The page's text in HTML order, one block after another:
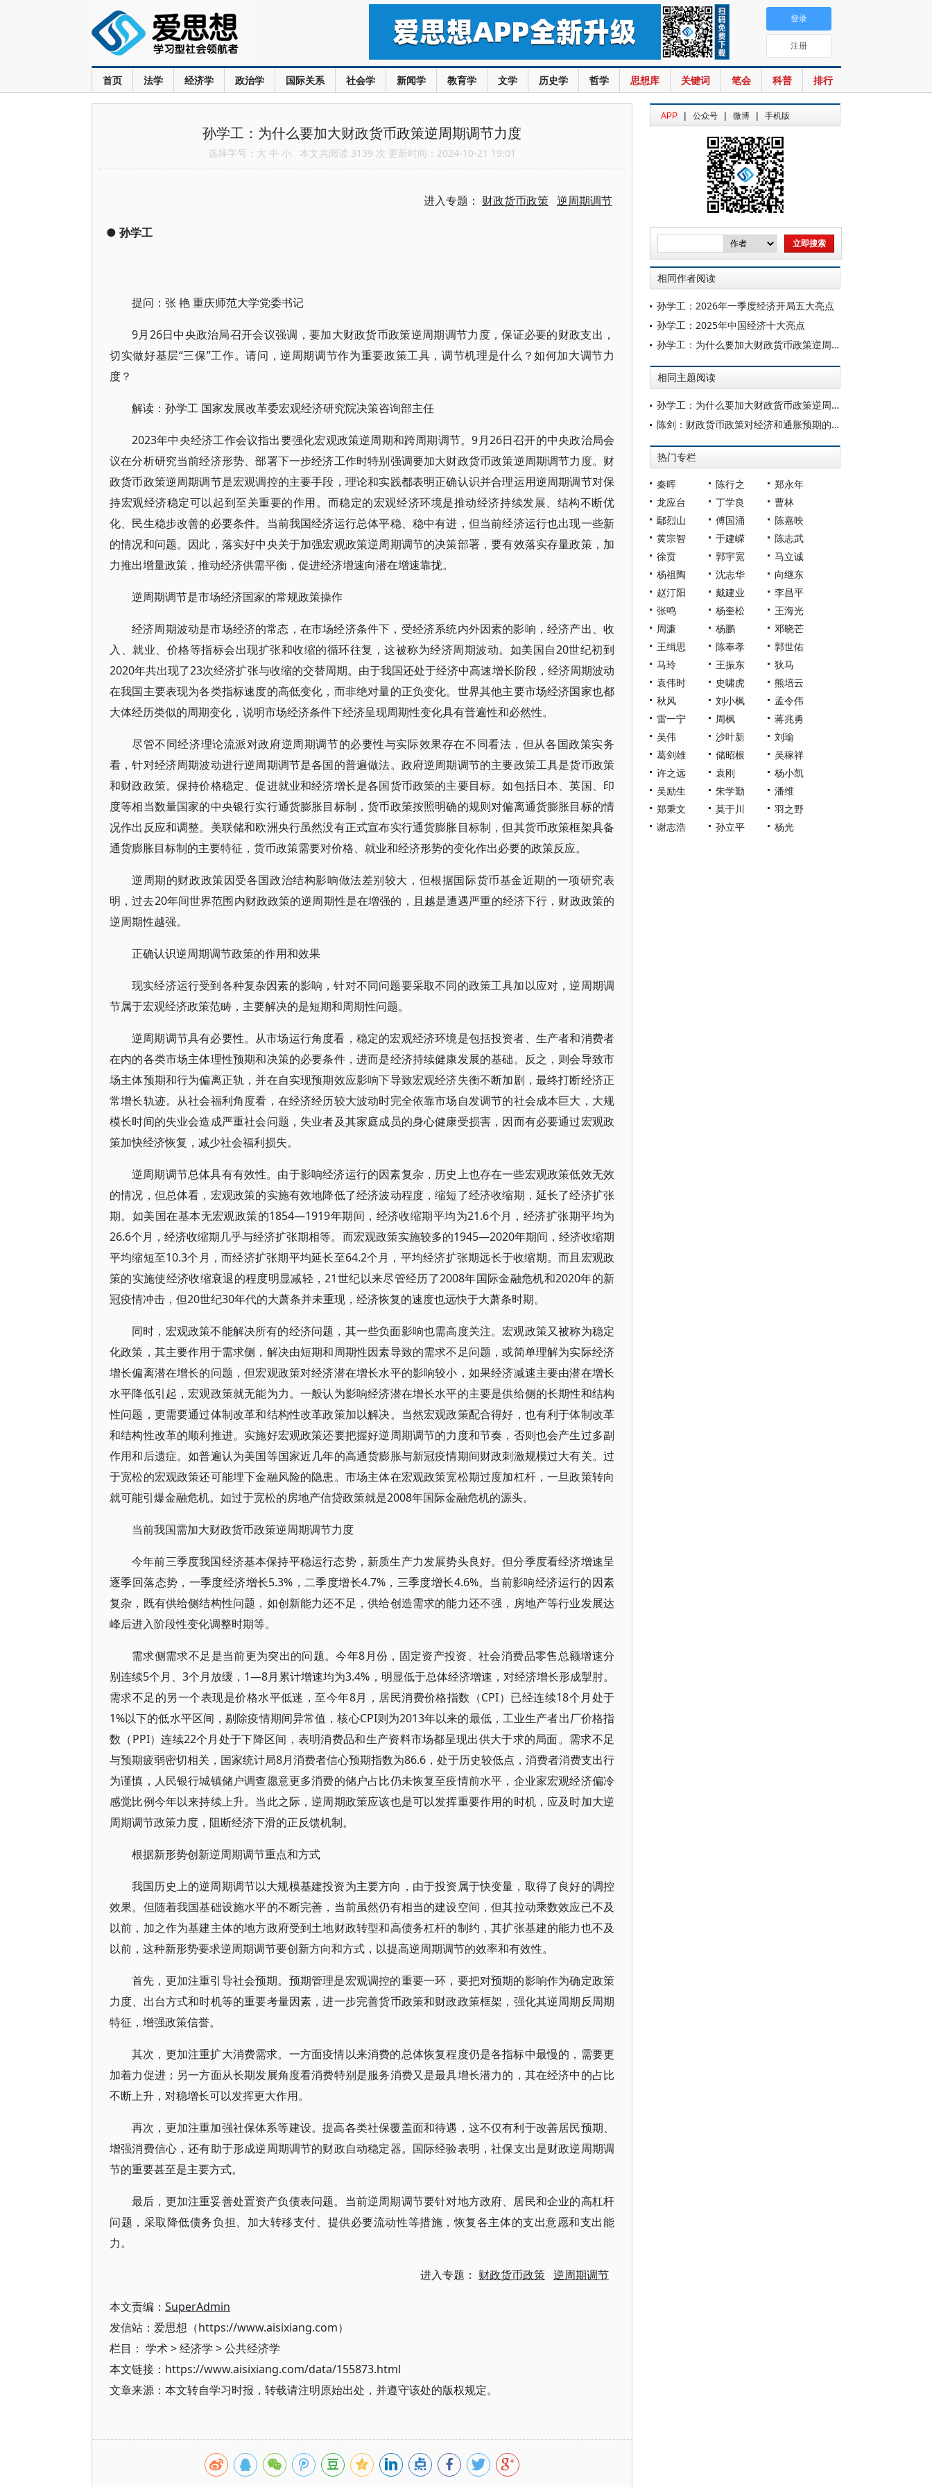
首页 法学 经济学 政治学 国际关系 社会学 新闻学 教育学 文学 历史学 哲学 思想库 关键词 笔会 科普 排行
登录
注册
孙学工：为什么要加大财政货币政策逆周期调节力度
选择字号： 大 中 小 本文共阅读 3139 次 更新时间：2024-10-21 19:01
进入专题： 财政货币政策 逆周期调节
● 孙学工
提问：张 艳 重庆师范大学党委书记
9月26日中央政治局召开会议强调，要加大财政货币政策逆周期调节力度，保证必要的财政支出，
切实做好基层“三保”工作。请问，逆周期调节作为重要政策工具，调节机理是什么？如何加大调节力
度？
解读：孙学工 国家发展改革委宏观经济研究院决策咨询部主任
2023年中央经济工作会议指出要强化宏观政策逆周期和跨周期调节。9月26日召开的中央政治局会
议在分析研究当前经济形势、部署下一步经济工作时特别强调要加大财政货币政策逆周期调节力度。财
政货币政策逆周期调节是宏观调控的主要手段，理论和实践都表明正确认识并合理运用逆周期调节对保
持宏观经济稳定可以起到至关重要的作用。而稳定的宏观经济环境是推动经济持续发展、结构不断优
化、民生稳步改善的必要条件。当前我国经济运行总体平稳、稳中有进，但当前经济运行也出现一些新
的情况和问题。因此，落实好中央关于加强宏观政策逆周期调节的决策部署，要有效落实存量政策，加
力推出增量政策，推动经济供需平衡，促进经济增速向潜在增速靠拢。
逆周期调节是市场经济国家的常规政策操作
经济周期波动是市场经济的常态，在市场经济条件下，受经济系统内外因素的影响，经济产出、收
入、就业、价格等指标会出现扩张和收缩的循环往复，这被称为经济周期波动。如美国自20世纪初到
2020年共出现了23次经济扩张与收缩的交替周期。由于我国还处于经济中高速增长阶段，经济周期波动
在我国主要表现为各类指标速度的高低变化，而非绝对量的正负变化。世界其他主要市场经济国家也都
大体经历类似的周期变化，说明市场经济条件下经济呈现周期性变化具有普遍性和必然性。
尽管不同经济理论流派对政府逆周期调节的必要性与实际效果存在不同看法，但从各国政策实务
看，针对经济周期波动进行逆周期调节是各国的普遍做法。政府逆周期调节的主要政策工具是货币政策
和财政政策。保持价格稳定、促进就业和经济增长是各国货币政策的主要目标。如包括日本、英国、印
度等相当数量国家的中央银行实行通货膨胀目标制，货币政策按照明确的规则对偏离通货膨胀目标的情
况作出反应和调整。美联储和欧洲央行虽然没有正式宣布实行通货膨胀目标制，但其货币政策框架具备
通货膨胀目标制的主要特征，货币政策需要对价格、就业和经济形势的变化作出必要的政策反应。
逆周期的财政政策因受各国政治结构影响做法差别较大，但根据国际货币基金近期的一项研究表
明，过去20年间世界范围内财政政策的逆周期性是在增强的，且越是遭遇严重的经济下行，财政政策的
逆周期性越强。
正确认识逆周期调节政策的作用和效果
现实经济运行受到各种复杂因素的影响，针对不同问题要采取不同的政策工具加以应对，逆周期调
节属于宏观经济政策范畴，主要解决的是短期和周期性问题。
逆周期调节具有必要性。从市场运行角度看，稳定的宏观经济环境是包括投资者、生产者和消费者
在内的各类市场主体理性预期和决策的必要条件，进而是经济持续健康发展的基础。反之，则会导致市
场主体预期和行为偏离正轨，并在自实现预期效应影响下导致宏观经济失衡不断加剧，最终打断经济正
常增长轨迹。从社会福利角度看，在经济经历较大波动时完全依靠市场自发调节的社会成本巨大，大规
模长时间的失业会造成严重社会问题，失业者及其家庭成员的身心健康受损害，因而有必要通过宏观政
策加快经济恢复，减少社会福利损失。
逆周期调节总体具有有效性。由于影响经济运行的因素复杂，历史上也存在一些宏观政策低效无效
的情况，但总体看，宏观政策的实施有效地降低了经济波动程度，缩短了经济收缩期，延长了经济扩张
期。如美国在基本无宏观政策的1854—1919年期间，经济收缩期平均为21.6个月，经济扩张期平均为
26.6个月，经济收缩期几乎与经济扩张期相等。而宏观政策实施较多的1945—2020年期间，经济收缩期
平均缩短至10.3个月，而经济扩张期平均延长至64.2个月，平均经济扩张期远长于收缩期。而且宏观政
策的实施使经济收缩衰退的程度明显减轻，21世纪以来尽管经历了2008年国际金融危机和2020年的新
冠疫情冲击，但20世纪30年代的大萧条并未重现，经济恢复的速度也远快于大萧条时期。
同时，宏观政策不能解决所有的经济问题，其一些负面影响也需高度关注。宏观政策又被称为稳定
化政策，其主要作用于需求侧，解决由短期和周期性因素导致的需求不足问题，或简单理解为实际经济
增长偏离潜在增长的问题，但宏观政策对经济潜在增长水平的影响较小，如果经济减速主要由潜在增长
水平降低引起，宏观政策就无能为力。一般认为影响经济潜在增长水平的主要是供给侧的长期性和结构
性问题，更需要通过体制改革和结构性改革政策加以解决。当然宏观政策配合得好，也有利于体制改革
和结构性改革的顺利推进。实施好宏观政策还要把握好逆周期调节的力度和节奏，否则也会产生过多副
作用和后遗症。如普遍认为美国等国家近几年的高通货膨胀与新冠疫情期间财政刺激规模过大有关。过
于宽松的宏观政策还可能埋下金融风险的隐患。市场主体在宏观政策宽松期过度加杠杆，一旦政策转向
就可能引爆金融危机。如过于宽松的房地产信贷政策就是2008年国际金融危机的源头。
当前我国需加大财政货币政策逆周期调节力度
今年前三季度我国经济基本保持平稳运行态势，新质生产力发展势头良好。但分季度看经济增速呈
逐季回落态势，一季度经济增长5.3%，二季度增长4.7%，三季度增长4.6%。当前影响经济运行的因素
复杂，既有供给侧结构性问题，如创新能力还不足，供给创造需求的能力还不强，房地产等行业发展达
峰后进入阶段性变化调整时期等。
需求侧需求不足是当前更为突出的问题。今年8月份，固定资产投资、社会消费品零售总额增速分
别连续5个月、3个月放缓，1—8月累计增速均为3.4%，明显低于总体经济增速，对经济增长形成掣肘。
需求不足的另一个表现是价格水平低迷，至今年8月，居民消费价格指数（CPI）已经连续18个月处于
1%以下的低水平区间，剔除疫情期间异常值，核心CPI则为2013年以来的最低，工业生产者出厂价格指
数（PPI）连续22个月处于下降区间，表明消费品和生产资料市场都呈现出供大于求的局面。需求不足
与预期疲弱密切相关，国家统计局8月消费者信心预期指数为86.6，处于历史较低点，消费者消费支出行
为谨慎，人民银行城镇储户调查愿意更多消费的储户占比仍未恢复至疫情前水平，企业家宏观经济偏冷
感觉比例今年以来持续上升。当此之际，逆周期政策应该也是可以发挥重要作用的时机，应及时加大逆
周期调节政策力度，阻断经济下滑的正反馈机制。
根据新形势创新逆周期调节重点和方式
我国历史上的逆周期调节以大规模基建投资为主要方向，由于投资属于快变量，取得了良好的调控
效果。但随着我国基础设施水平的不断完善，当前虽然仍有相当的建设空间，但其拉动乘数效应已不及
以前，加之作为基建主体的地方政府受到土地财政转型和高债务杠杆的制约，其扩张基建的能力也不及
以前，这种新形势要求逆周期调节要创新方向和方式，以提高逆周期调节的效率和有效性。
首先，更加注重引导社会预期。预期管理是宏观调控的重要一环，要把对预期的影响作为确定政策
力度、出台方式和时机等的重要考量因素，进一步完善货币政策和财政政策框架，强化其逆周期反周期
特征，增强政策信誉。
其次，更加注重扩大消费需求。一方面疫情以来消费的总体恢复程度仍是各指标中最慢的，需要更
加着力促进；另一方面从长期发展角度看消费特别是服务消费又是最具增长潜力的，其在经济中的占比
不断上升，对稳增长可以发挥更大作用。
再次，更加注重加强社保体系等建设。提高各类社保覆盖面和待遇，这不仅有利于改善居民预期、
增强消费信心，还有助于形成逆周期调节的财政自动稳定器。国际经验表明，社保支出是财政逆周期调
节的重要甚至是主要方式。
最后，更加注重妥善处置资产负债表问题。当前逆周期调节要针对地方政府、居民和企业的高杠杆
问题，采取降低债务负担、加大转移支付、提供必要流动性等措施，恢复各主体的支出意愿和支出能
力。
进入专题： 财政货币政策 逆周期调节
本文责编： SuperAdmin
发信站：爱思想（https://www.aisixiang.com）
栏目： 学术>经济学 >公共经济学
本文链接：https://www.aisixiang.com/data/155873.html
文章来源：本文转自学习时报，转载请注明原始出处，并遵守该处的版权规定。
APP | 公众号 | 微博 | 手机版
相同作者阅读
孙学工：2026年一季度经济开局五大亮点
孙学工：2025年中国经济十大亮点
孙学工：为什么要加大财政货币政策逆周期调节力度
相同主题阅读
孙学工：为什么要加大财政货币政策逆周期调节力度
陈剑：财政货币政策对经济和通胀预期的影响及对策
热门专栏
秦晖 陈行之
郑永年
龙应台
丁学良
曹林
鄢烈山
傅国涌
陈嘉映
黄宗智
于建嵘
陈志武
徐贲
郭宇宽
马立诚
杨祖陶
沈志华
向继东
赵汀阳
戴建业
李昌平
张鸣
杨奎松
王海光
周濂
杨鹏
邓晓芒
王缉思
陈奉孝
郭世佑
马玲
王振东
狄马
袁伟时
史啸虎
熊培云
秋风
刘小枫
孟令伟
雷一宁
周枫
蒋兆勇
吴伟
沙叶新
刘瑜
葛剑雄
储昭根
吴稼祥
许之远
袁刚
杨小凯
吴励生
朱学勤
潘维
郑秉文
莫于川
羽之野
谢志浩
孙立平 杨光